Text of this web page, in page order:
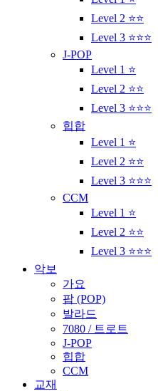
Level 2 ⭐⭐
Level 3 ⭐⭐⭐
J-POP
Level 1 ⭐
Level 2 ⭐⭐
Level 3 ⭐⭐⭐
힙합
Level 1 ⭐
Level 2 ⭐⭐
Level 3 ⭐⭐⭐
CCM
Level 1 ⭐
Level 2 ⭐⭐
Level 3 ⭐⭐⭐
악보
가요
팝 (POP)
발라드
7080 / 트로트
J-POP
힙합
CCM
교재